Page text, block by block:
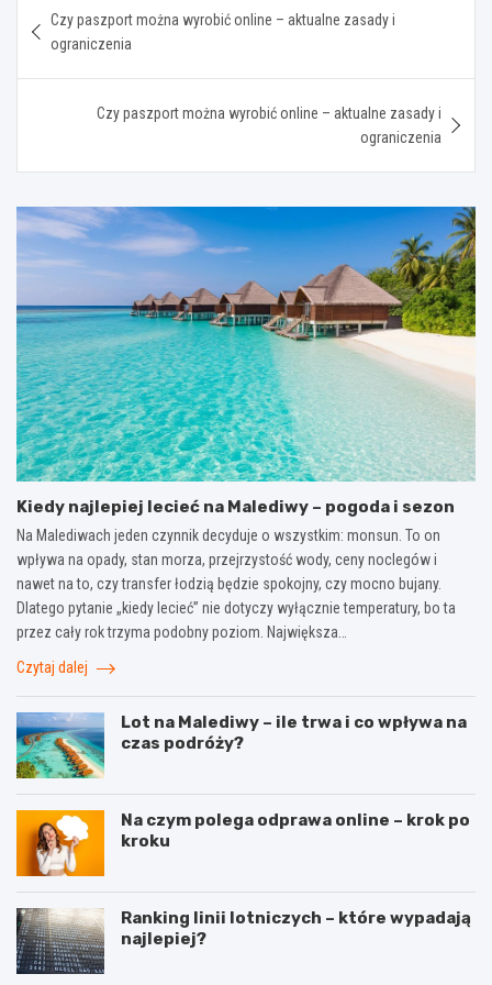
wpisu
Czy paszport można wyrobić online – aktualne zasady i
ograniczenia
Czy paszport można wyrobić online – aktualne zasady i
ograniczenia
Kiedy najlepiej lecieć na Malediwy – pogoda i sezon
Na Malediwach jeden czynnik decyduje o wszystkim: monsun. To on
wpływa na opady, stan morza, przejrzystość wody, ceny noclegów i
nawet na to, czy transfer łodzią będzie spokojny, czy mocno bujany.
Dlatego pytanie „kiedy lecieć” nie dotyczy wyłącznie temperatury, bo ta
przez cały rok trzyma podobny poziom. Największa…
Czytaj dalej
Lot na Malediwy – ile trwa i co wpływa na
czas podróży?
Na czym polega odprawa online – krok po
kroku
Ranking linii lotniczych – które wypadają
najlepiej?